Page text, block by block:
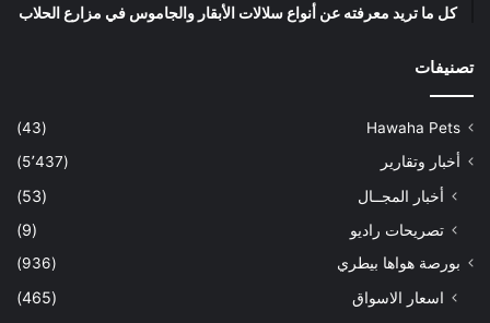
كل ما تريد معرفته عن أنواع سلالات الأبقار والجاموس في مزارع الحلاب
تصنيفات
Hawaha Pets
(43)
أخبار وتقارير
(5٬437)
أخبار المجــال
(53)
تصريحات راديو
(9)
بورصة هواها بيطري (936)
اسعار الاسواق
(465)